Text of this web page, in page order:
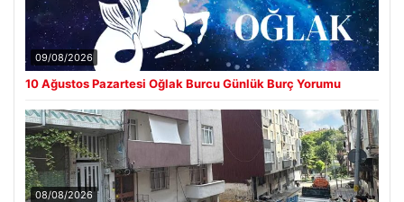
09/08/2026
10 Ağustos Pazartesi Oğlak Burcu Günlük Burç Yorumu
08/08/2026